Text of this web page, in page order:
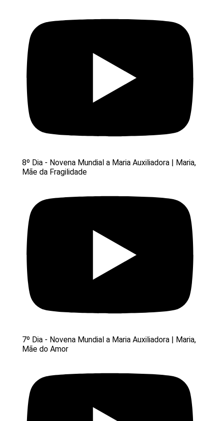
8º Dia - Novena Mundial a Maria Auxiliadora | Maria,
Mãe da Fragilidade
7º Dia - Novena Mundial a Maria Auxiliadora | Maria,
Mãe do Amor